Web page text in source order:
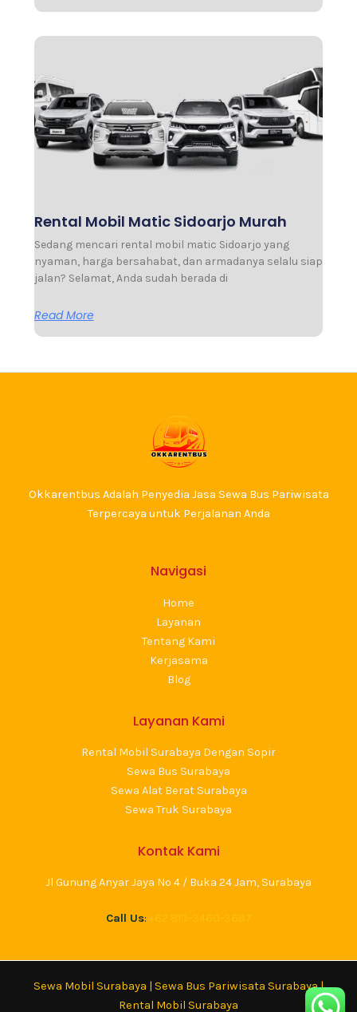
Rental Mobil Matic Sidoarjo Murah
Sedang mencari rental mobil matic Sidoarjo yang
nyaman, harga bersahabat, dan armadanya selalu siap
jalan? Selamat, Anda sudah berada di
Read More
Okkarentbus Adalah Penyedia Jasa Sewa Bus Pariwisata
Terpercaya untuk Perjalanan Anda
Navigasi
Home
Layanan
Tentang Kami
Kerjasama
Blog
Layanan Kami
Rental Mobil Surabaya Dengan Sopir
Sewa Bus Surabaya
Sewa Alat Berat Surabaya
Sewa Truk Surabaya
Kontak Kami
Jl Gunung Anyar Jaya No 4 / Buka 24 Jam, Surabaya
Call Us:
Sewa Mobil Surabaya | Sewa Bus Pariwisata Surabaya|
Rental Mobil Surabaya